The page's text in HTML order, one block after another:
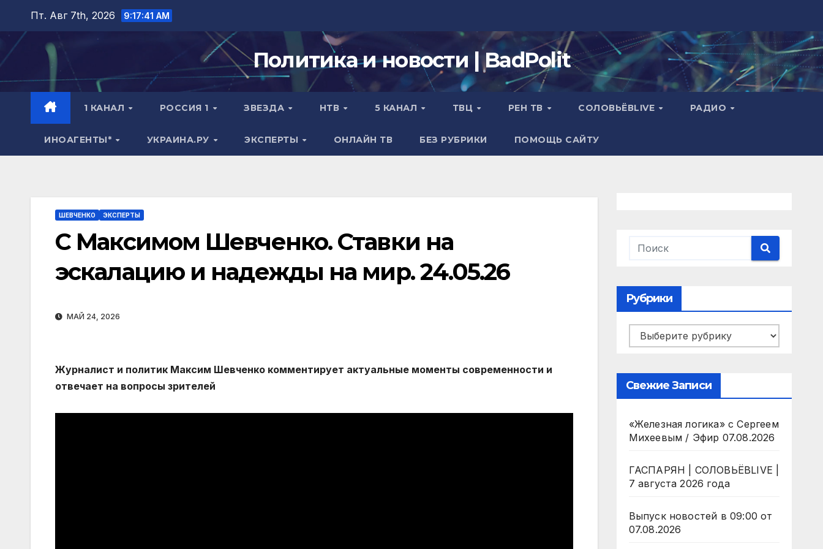
Перейти
содержимому
Пт. Авг 7th, 2026 9:17:42 AM
Политика и новости | BadPolit
1 КАНАЛ РОССИЯ 1 ЗВЕЗДА НТВ 5 КАНАЛ ТВЦ РЕН ТВ СОЛОВЬЁВLIVE РАДИО
ИНОАГЕНТЫ* УКРАИНА.РУ ЭКСПЕРТЫ ОНЛАЙН ТВ БЕЗ РУБРИКИ ПОМОЩЬ САЙТУ
ШЕВЧЕНКО ЭКСПЕРТЫ
С Максимом Шевченко. Ставки на
эскалацию и надежды на мир. 24.05.26
МАЙ 24, 2026
Журналист и политик Максим Шевченко комментирует актуальные моменты современности и
отвечает на вопросы зрителей
Рубрики
Рубрики
Свежие Записи
«Железная логика» с Сергеем
Михеевым / Эфир 07.08.2026
ГАСПАРЯН | СОЛОВЬЁВLIVE |
7 августа 2026 года
Выпуск новостей в 09:00 от
07.08.2026